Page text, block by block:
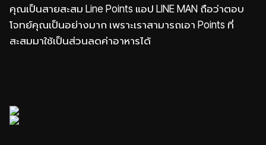
คุณเป็นสายสะสม Line Points แอป LINE MAN ถือว่าตอบ
โจทย์คุณเป็นอย่างมาก เพราะเราสามารถเอา Points ที่
สะสมมาใช้เป็นส่วนลดค่าอาหารได้